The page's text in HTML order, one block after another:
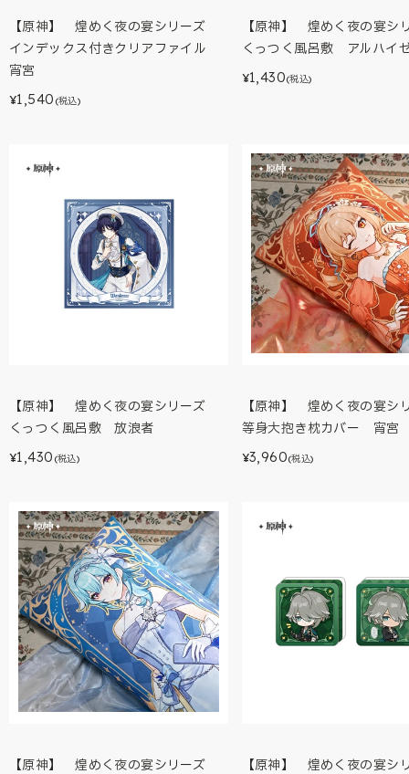
【原神】 煌めく夜の宴シリーズ
インデックス付きクリアファイル
宵宮
¥1,540 (税込)
【原神】 煌めく夜の宴
くっつく風呂敷 アルハイ
¥1,430(税込)
【原神】 煌めく夜の宴シリーズ
くっつく風呂敷 放浪者
¥1,430 (税込)
【原神】 煌めく夜の宴
等身大抱き枕カバー 宵宮
¥3,960(税込)
【原神】 煌めく夜の宴シリーズ
【原神】 煌めく夜の宴